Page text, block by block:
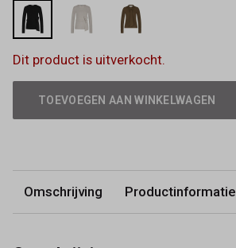
Dit product is uitverkocht.
TOEVOEGEN AAN WINKELWAGEN
Omschrijving Productinformatie